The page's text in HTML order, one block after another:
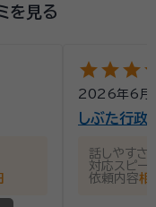
を見る
starstarstar
2026年6月
しぶた行
話しやすさ
対応スピー
依頼内容相